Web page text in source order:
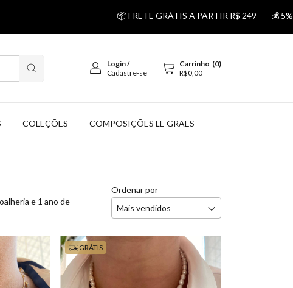
📦 FRETE GRÁTIS A PARTIR R$ 249 💰 5% DESCONTO
Login/
Cadastre-se
Carrinho (0)
R$0,00
COLEÇÕES COMPOSIÇÕES LE GRAES
e 1 ano de
Ordenar por
GRÁTIS